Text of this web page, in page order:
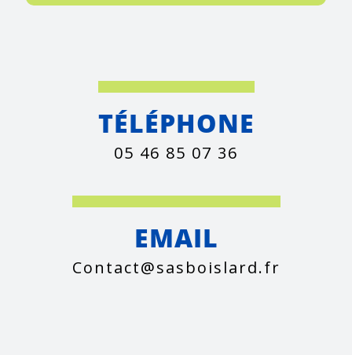
TÉLÉPHONE
05 46 85 07 36
EMAIL
contact@sasboislard.fr